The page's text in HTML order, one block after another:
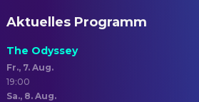
Aktuelles Programm
The Odyssey
Fr., 7. Aug.
19:00
Sa., 8. Aug.